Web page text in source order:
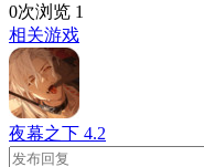
0次浏览 1
相关游戏
夜幕之下 4.2